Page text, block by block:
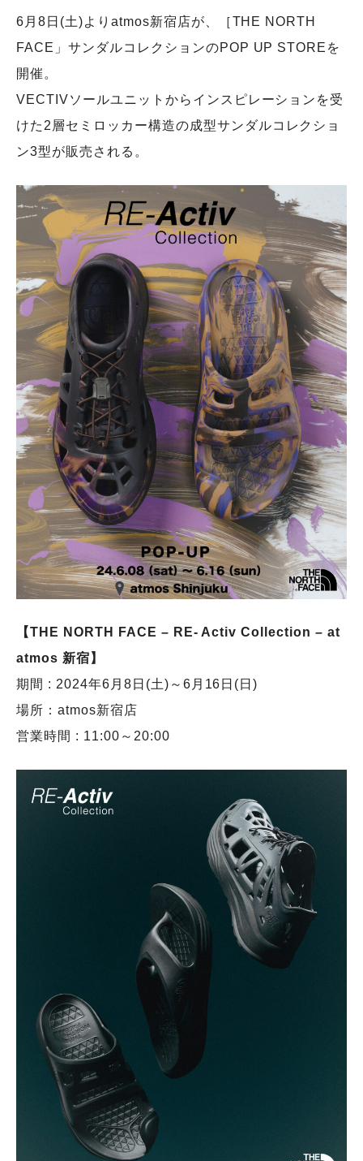
6月8日(土)よりatmos新宿店が、［THE NORTH
FACE」サンダルコレクションのPOP UP STOREを
開催。
VECTIVソールユニットからインスピレーションを受
けた2層セミロッカー構造の成型サンダルコレクショ
ン3型が販売される。
【THE NORTH FACE – RE- Activ Collection – at
atmos 新宿】
期間 : 2024年6月8日(土)～6月16日(日)
場所：atmos新宿店
営業時間 : 11:00～20:00